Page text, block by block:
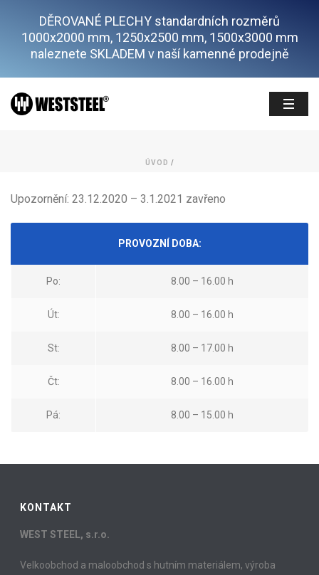
DĚROVANÉ PLECHY standardních rozměrů
1000x2000 mm, 1250x2500 mm, 1500x3000 mm
naleznete SKLADEM v naší kamenné prodejně
ÚVOD /
Upozornění: 23.12.2020 – 3.1.2021 zavřeno
PROVOZNÍ DOBA:
Po: 8.00 – 16.00 h
Út: 8.00 – 16.00 h
St: 8.00 – 17.00 h
Čt: 8.00 – 16.00 h
Pá: 8.00 – 15.00 h
KONTAKT
WEST STEEL, s.r.o.
Velkoobchod a maloobchod s hutním materiálem, výroba